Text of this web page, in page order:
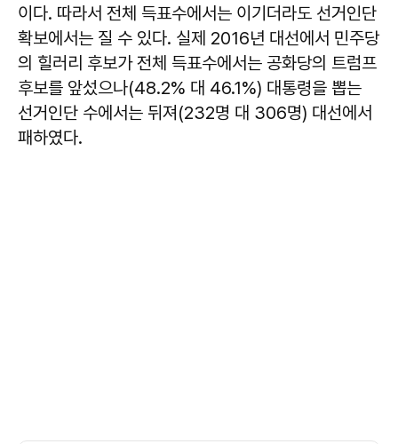
이다. 따라서 전체 득표수에서는 이기더라도 선거인단
확보에서는 질 수 있다. 실제 2016년 대선에서 민주당
의 힐러리 후보가 전체 득표수에서는 공화당의 트럼프
후보를 앞섰으나(48.2% 대 46.1%) 대통령을 뽑는
선거인단 수에서는 뒤져(232명 대 306명) 대선에서
패하였다.